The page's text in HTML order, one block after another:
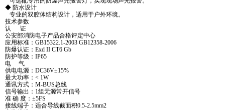
◆ 防水设计
专业的双腔体结构设计，适用于户外环境。
技术参数
认 证
公安部消防电子产品合格评定中心
应用标准：GB15322.1-2003 GB12358-2006
防爆认证：Exd II CT6 Gb
防护等级：IP65
电 气
供电电源：DC36V±15%
最大功率：< 1W
通讯方式：M-BUS总线
信号输出：1组无源常开信号
准 确 度：±5FS
接线端子：适合导线截面积0.5-2.5mm2